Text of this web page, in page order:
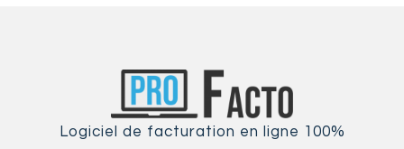
Logiciel de facturation en ligne 100%